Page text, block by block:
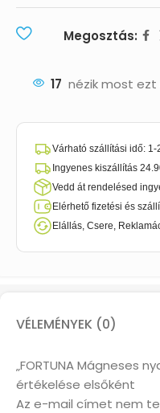
Megosztás:
17 nézik most
Várható szállítási idő:
Ingyenes kiszállítás
Vedd át rendelésed
Elérhető fizetési és
Elállás, Csere,
VÉLEMÉNYEK (0)
„FORTUNA Mágneses
értékelése elsőként
Az e-mail címet nem